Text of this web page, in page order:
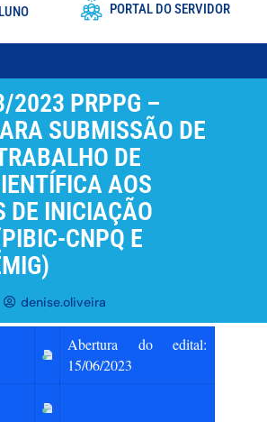
PORTAL DO SERVIDOR
2023 PRPPG –
SUBMISSÃO DE
DE
AOS
DE INICIAÇÃO
CNPQ E
denise.oliveira
Abertura do edital:
15/06/2023